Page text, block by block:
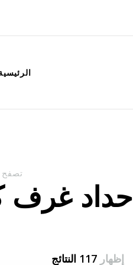
تصفح
حداد غرف
إظهار 117 النتائج